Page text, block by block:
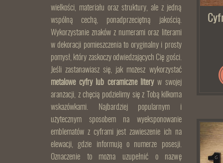
wielkości, materiału oraz struktury, ale z jedną
wspólną cechą, ponadprzeciętną jakością.
Wykorzystanie znaków z numerami oraz literami
w dekoracji pomieszczenia to oryginalny i prosty
pomysł, który zaskoczy odwiedzających Cię gości.
Jeśli zastanawiasz się, jak możesz wykorzystać
metalowe cyfry lub ceramiczne literyw swojej
aranżacji, z chęcią podzielimy się z Tobą kilkoma
wskazówkami. Najbardziej popularnym i
użytecznym sposobem na wyeksponowanie
emblematów z cyframi jest zawieszenie ich na
elewacji, gdzie informują o numerze posesji.
Oznaczenie to można uzupełnić o nazwę